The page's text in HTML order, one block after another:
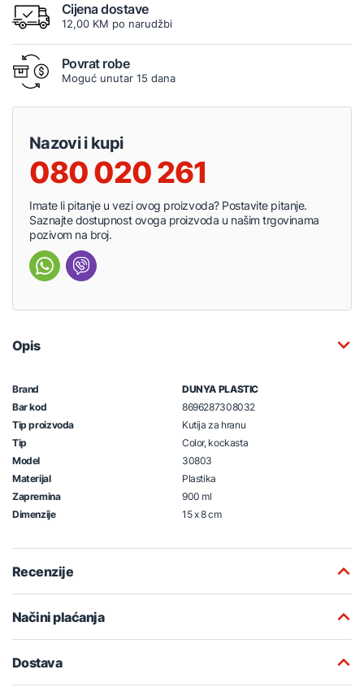
Cijena dostave
12,00 KM po narudžbi
Povrat robe
Moguć unutar 15 dana
Nazovi i kupi
080 020 261
Imate li pitanje u vezi ovog proizvoda? Postavite pitanje.
Saznajte dostupnost ovoga proizvoda u našim trgovinama
pozivom na broj.
Opis
Brand
DUNYA PLASTIC
Bar kod
8696287308032
Tip proizvoda
Kutija za hranu
Tip
Color, kockasta
Model
30803
Materijal
Plastika
Zapremina
900 ml
Dimenzije
15 x 8 cm
Recenzije
Načini plaćanja
Dostava